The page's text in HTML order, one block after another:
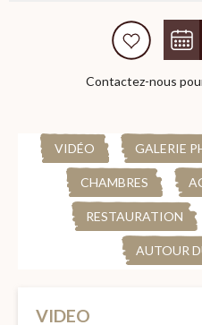
Contactez-nous
VIDÉO GALERIE
CHAMBRES
RESTAURATION
AUTOUR
VIDEO